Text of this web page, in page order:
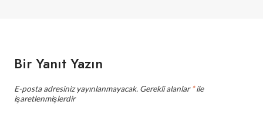
Bir Yanıt Yazın
E-posta adresiniz yayınlanmayacak. Gerekli alanlar*ile
işaretlenmişlerdir